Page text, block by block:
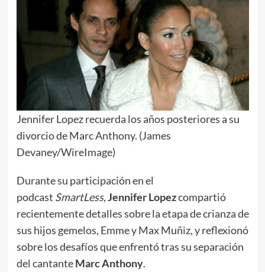
Jennifer Lopez recuerda los años posteriores a su
divorcio de Marc Anthony. (James
Devaney/WireImage)
Durante su participación en el
podcast SmartLess,Jennifer Lopezcompartió
recientemente detalles sobre la etapa de crianza de
sus hijos gemelos, Emme y Max Muñiz, y reflexionó
sobre los desafíos que enfrentó tras su separación
del cantanteMarc Anthony.